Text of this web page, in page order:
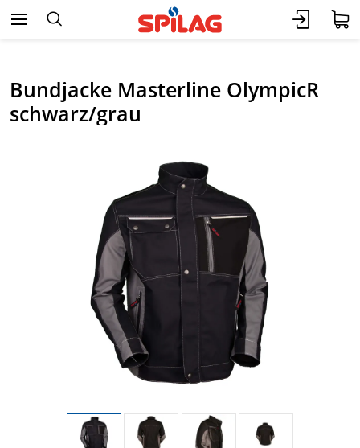
Bundjacke Masterline OlympicR
schwarz/grau